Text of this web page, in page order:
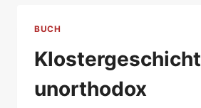
BUCH
unorthodox